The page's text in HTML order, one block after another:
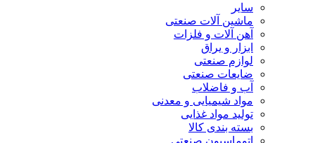
سایر
ماشین آلات صنعتی
آهن آلات و فلزات
ابزار و یراق
لوازم صنعتی
ضایعات صنعتی
آب و فاضلاب
مواد شیمیایی و معدنی
تولید مواد غذایی
بسته بندی کالا